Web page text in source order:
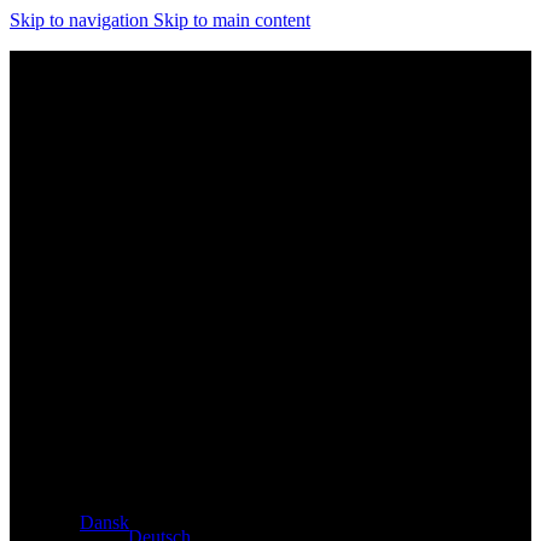
Skip to navigation Skip to main content
Dansk
Deutsch